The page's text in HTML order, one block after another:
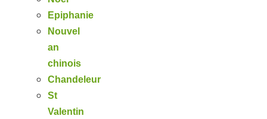
Epiphanie
Nouvel
an
chinois
Chandeleur
St
Valentin